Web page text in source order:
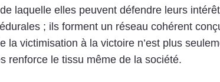
laquelle elles peuvent défendre leurs
; ils forment un réseau cohérent
victimisation à la victoire n’est plus
renforce le tissu même de la société.